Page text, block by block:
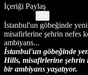
İçeriği Paylaş
İstanbul'un göbeğinde
misafirlerine şehrin nefes
ambiyans...
İstanbul'un göbeğinde
Hills, misafirlerine şehrin
bir ambiyans yaşatıyor.